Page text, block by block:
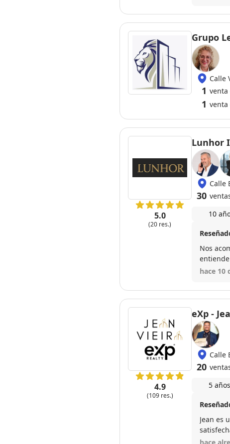
Grupo
Calle
1 venta
1 venta
5.0
(20 res.)
Lunhor
Calle
30
10
Nos
mes.
hace 10
4.9
(109 res.)
eXp -
Calle
20
5
Jean es